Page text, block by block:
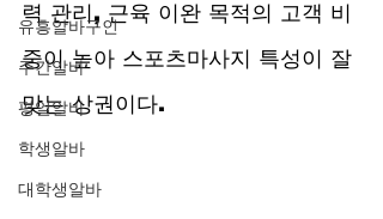
유흥알바구인
주간알바
평일알바
학생알바
대학생알바
력 관리, 근육 이완 목적의 고객 비
중이 높아 스포츠마사지 특성이 잘
맞는 상권이다.